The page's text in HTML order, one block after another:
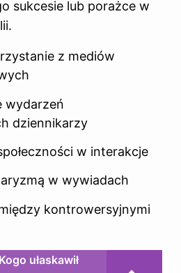
sukcesie lub porażce w
z mediów
wydarzeń
dziennikarzy
w interakcje
w wywiadach
kontrowersyjnymi
Kogo ułaskawił